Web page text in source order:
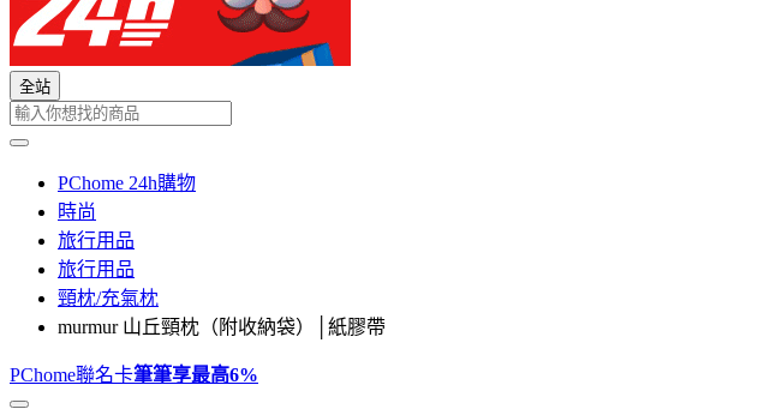
全站
PChome 24h購物
時尚
旅行用品
旅行用品
頸枕/充氣枕
murmur 山丘頸枕（附收納袋）│紙膠帶
PChome聯名卡筆筆享最高6%